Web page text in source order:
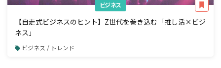
ビジネス
【自走式ビジネスのヒント】Z世代を巻き込む「推し活×ビジ
ネス」
ビジネス / トレンド